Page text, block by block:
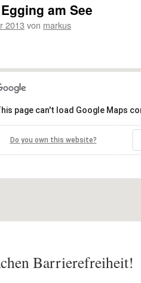
am See
2013 von markus
page can't load Google Maps
Do you own this website?
Barrierefreiheit!